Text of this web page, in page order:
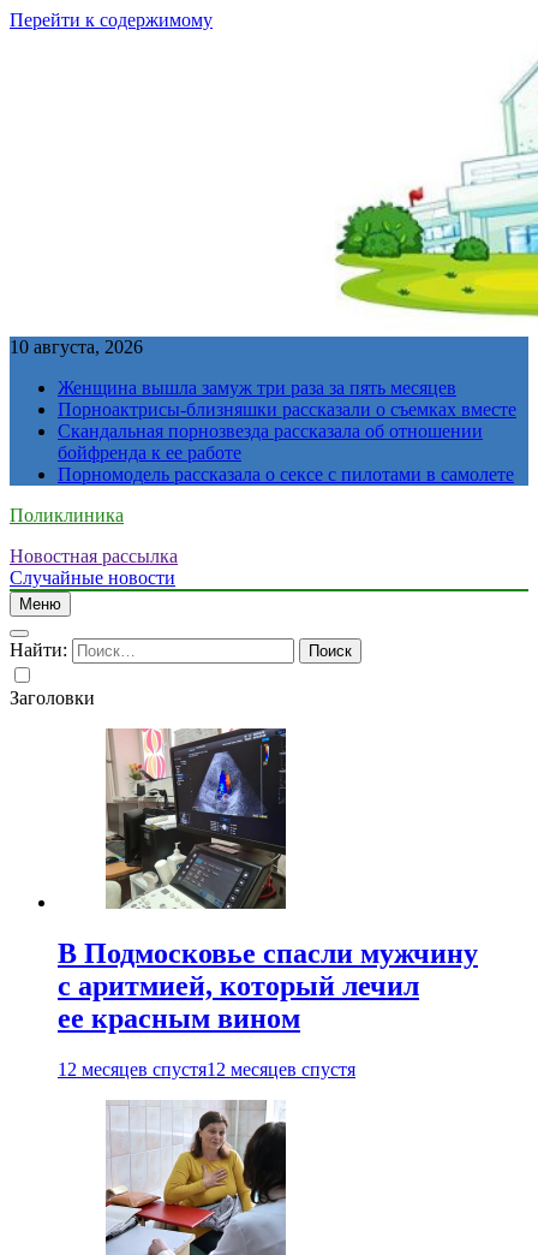
Перейти к содержимому
10 августа, 2026
Женщина вышла замуж три раза за пять месяцев
Порноактрисы-близняшки рассказали о съемках вместе
Скандальная порнозвезда рассказала об отношении
бойфренда к ее работе
Порномодель рассказала о сексе с пилотами в самолете
Поликлиника
Новостная рассылка
Случайные новости
Меню
Найти:
Заголовки
В Подмосковье спасли мужчину
с аритмией, который лечил
ее красным вином
12 месяцев спустя12 месяцев спустя